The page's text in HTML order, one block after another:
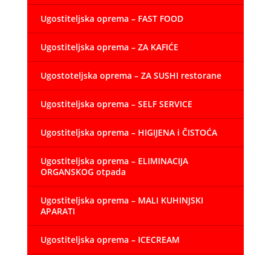
Ugostiteljska oprema – FAST FOOD
Ugostiteljska oprema – ZA KAFIĆE
Ugostoteljska oprema – ZA SUSHI restorane
Ugostiteljska oprema – SELF SERVICE
Ugostiteljska oprema – HIGIJENA i ČISTOĆA
Ugostiteljska oprema – ELIMINACIJA
ORGANSKOG otpada
Ugostiteljska oprema – MALI KUHINJSKI
APARATI
Ugostiteljska oprema – ICECREAM